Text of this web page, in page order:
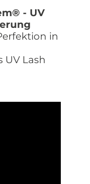
- UV
in
UV Lash